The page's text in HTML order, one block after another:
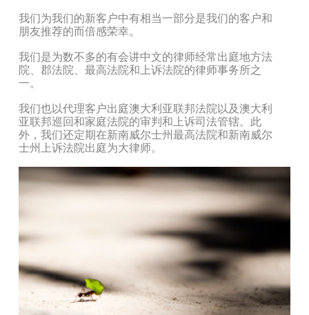
我们为我们的新客户中有相当一部分是我们的客户和
朋友推荐的而倍感荣幸。
我们是为数不多的有会讲中文的律师经常出庭地方法
院、郡法院、最高法院和上诉法院的律师事务所之
一。
我们也以代理客户出庭澳大利亚联邦法院以及澳大利
亚联邦巡回和家庭法院的审判和上诉司法管辖。此
外，我们还定期在新南威尔士州最高法院和新南威尔
士州上诉法院出庭为大律师。